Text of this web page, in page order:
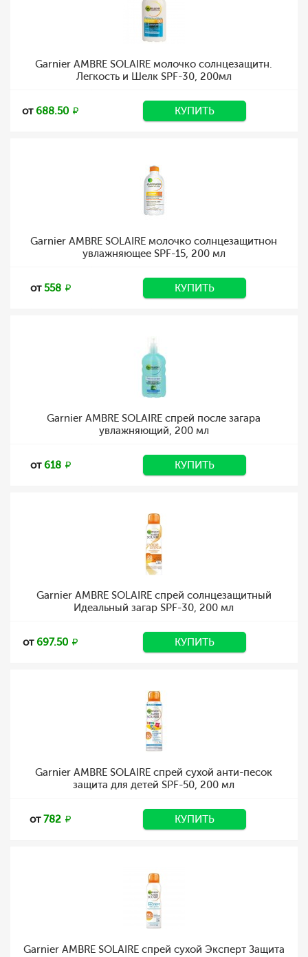
Garnier AMBRE SOLAIRE молочко солнцезащитн.
Легкость и Шелк SPF-30, 200мл
от688.50 КУПИТЬ
Garnier AMBRE SOLAIRE молочко солнцезащитнон
увлажняющее SPF-15, 200 мл
от558 КУПИТЬ
Garnier AMBRE SOLAIRE спрей после загара
увлажняющий, 200 мл
от618 КУПИТЬ
Garnier AMBRE SOLAIRE спрей солнцезащитный
Идеальный загар SPF-30, 200 мл
от697.50 КУПИТЬ
Garnier AMBRE SOLAIRE спрей сухой анти-песок
защита для детей SPF-50, 200 мл
от782 КУПИТЬ
Garnier AMBRE SOLAIRE спрей сухой Эксперт Защита